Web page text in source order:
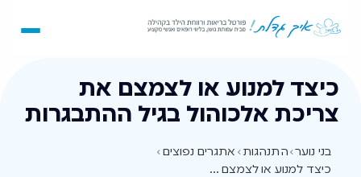
כיצד למנוע או לצמצם את
צריכת אלכוהול בגיל ההתבגרות
בני נוער›התנהגות› אתגרים נפוצים›
כיצד למנוע או לצמצם את צריכת אלכוהול בגיל ההתבגרות